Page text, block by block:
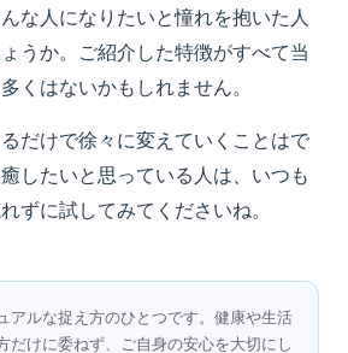
な人になりたいと憧れを抱いた人
うか。ご紹介した特徴がすべて当
くはないかもしれません。
だけで徐々に変えていくことはで
したいと思っている人は、 いつも
ずに試してみて くださいね。
アルな捉え方のひとつです。健康や生活
だけに委ねず、ご自身の安心を大切にし